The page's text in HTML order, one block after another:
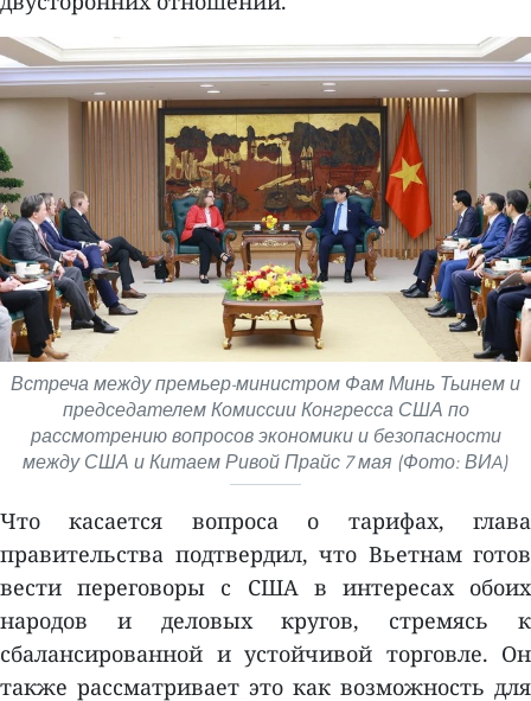
Встреча между премьер-министром Фам Минь Тьинем и
председателем Комиссии Конгресса США по
рассмотрению вопросов экономики и безопасности
между США и Китаем Ривой Прайс 7 мая (Фото: ВИA)
Что касается вопроса о тарифах, глава
правительства подтвердил, что Вьетнам готов
вести переговоры с США в интересах обоих
народов и деловых кругов, стремясь к
сбалансированной и устойчивой торговле. Он
также рассматривает это как возможность для